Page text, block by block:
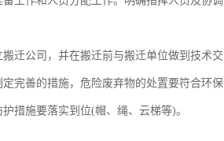
迁公司，并在搬迁前与搬迁单位做到技术交
完善的措施，危险废弃物的处置要符合环保
措施要落实到位(帽、绳、云梯等)。